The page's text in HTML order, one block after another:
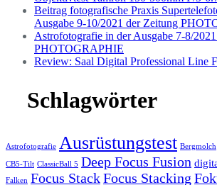
Beitrag fotografische Praxis
Ausgabe 9-10/2021 der Zeitung
Astrofotografie in der Ausgabe 7-8/
PHOTOGRAPHIE
Review: Saal Digital Professional Line
Schlagwörter
Astrofotografie Ausrüstungstest Bergmolch
CB5-Tilt ClassicBall 5 Deep Focus Fusion
Falken Focus StackFocus Stacking